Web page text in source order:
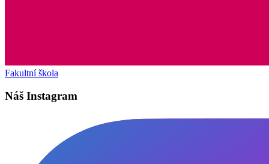
Fakultní škola
Náš Instagram